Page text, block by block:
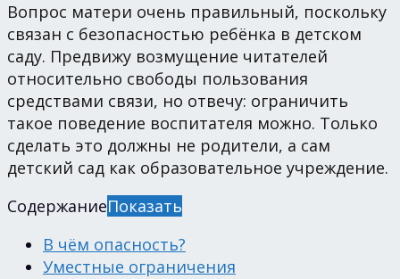
Вопрос матери очень правильный, поскольку
связан с безопасностью ребёнка в детском
саду. Предвижу возмущение читателей
относительно свободы пользования
средствами связи, но отвечу: ограничить
такое поведение воспитателя можно. Только
сделать это должны не родители, а сам
детский сад как образовательное учреждение.
СодержаниеПоказать
В чём опасность?
Уместные ограничения